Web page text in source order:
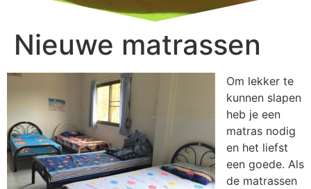
Nieuwe matrassen
Om lekker te
kunnen slapen
heb je een
matras nodig
en het liefst
een goede. Als
de matrassen